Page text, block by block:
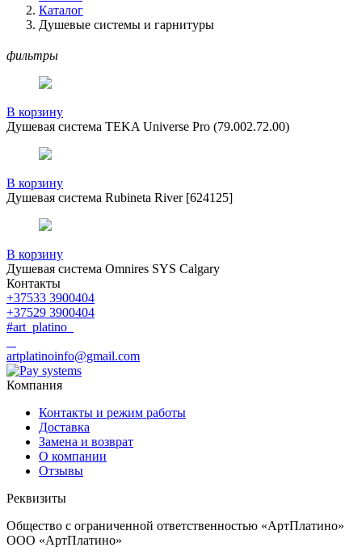
Каталог
Душевые системы и гарнитуры
фильтры
В корзину
Душевая система TEKA Universe Pro (79.002.72.00)
В корзину
Душевая система Rubineta River [624125]
В корзину
Душевая система Omnires SYS Calgary
Контакты
+37533 3900404
+37529 3900404
#art_platino
artplatinoinfo@gmail.com
Компания
Контакты и режим работы
Доставка
Замена и возврат
О компании
Отзывы
Реквизиты
Общество с ограниченной ответственностью «АртПлатино»
ООО «АртПлатино»